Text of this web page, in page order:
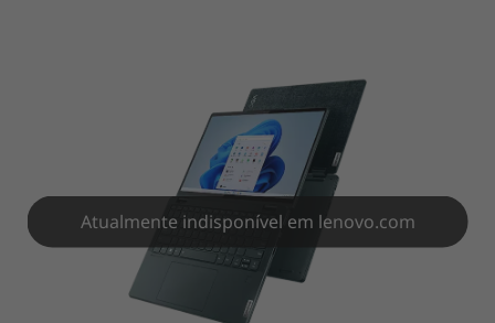
Atualmente indisponível em lenovo.com